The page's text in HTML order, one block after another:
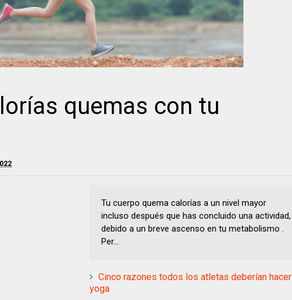
quemas con tu
Tu cuerpo quema calorías a un nivel mayor
incluso después que has concluido una actividad,
debido a un breve ascenso en tu metabolismo .
Per...
Cinco razones todos los atletas deberían hacer
yoga